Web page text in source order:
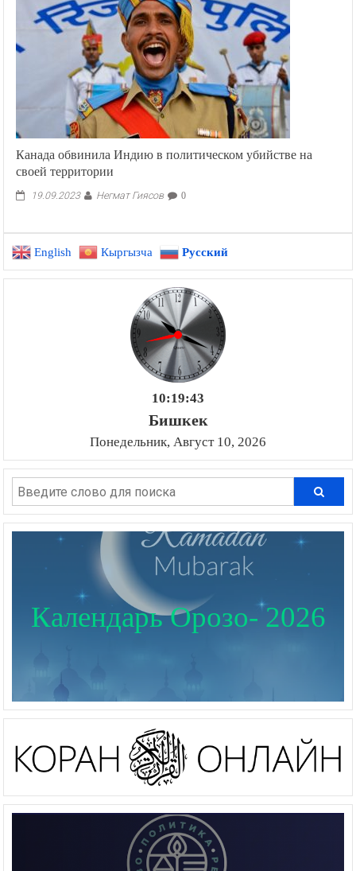
Канада обвинила Индию в политическом убийстве на
своей территории
19.09.2023 Негмат Гиясов 0
English Кыргызча Русский
10:19:44
Бишкек
Понедельник, Август 10, 2026
Календарь Орозо- 2026